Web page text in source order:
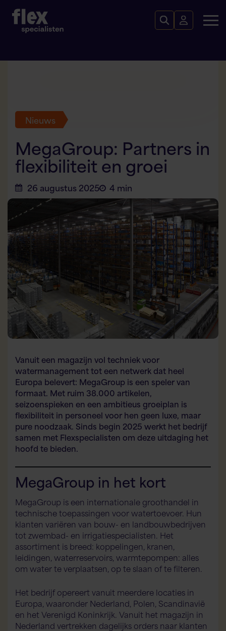
Nieuws
MegaGroup: Partners in
flexibiliteit en groei
26 augustus 2025 4 min
Vanuit een magazijn vol techniek voor
watermanagement tot een netwerk dat heel
Europa belevert: MegaGroup is een speler van
formaat. Met ruim 38.000 artikelen,
seizoenspieken en een ambitieus groeiplan is
flexibiliteit in personeel voor hen geen luxe, maar
pure noodzaak. Sinds begin 2025 werkt het bedrijf
samen met Flexspecialisten om deze uitdaging het
hoofd te bieden.
MegaGroup in het kort
MegaGroup is een internationale groothandel in
technische toepassingen voor watertoevoer. Hun
klanten variëren van bouw- en landbouwbedrijven
tot zwembad- en irrigatiespecialisten. Het
assortiment is breed: koppelingen, kranen,
leidingen, waterreservoirs, warmtepompen: alles
om water te verplaatsen, op te slaan of te filteren.
Het bedrijf opereert vanuit meerdere locaties in
Europa, waaronder Nederland, Polen, Scandinavië
en het Verenigd Koninkrijk. Vanuit het magazijn in
Nederland vertrekken dagelijks orders naar klanten